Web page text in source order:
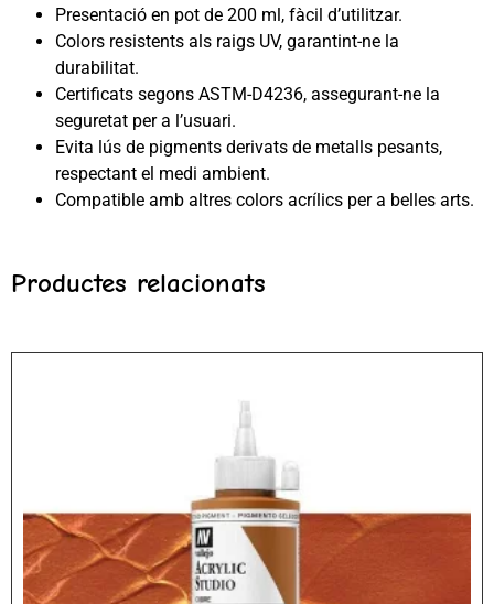
Presentació en pot de 200 ml, fàcil d’utilitzar.
Colors resistents als raigs UV, garantint-ne la
durabilitat.
Certificats segons ASTM-D4236, assegurant-ne la
seguretat per a l’usuari.
Evita lús de pigments derivats de metalls pesants,
respectant el medi ambient.
Compatible amb altres colors acrílics per a belles arts.
Productes relacionats